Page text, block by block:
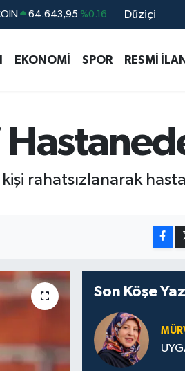
47,6006 %0.06
64,2398 %0.2
64.643,95 %0.16
Düziçi
EKONOMİ SPOR RESMİ
rahatsızlanarak
Son Köşe